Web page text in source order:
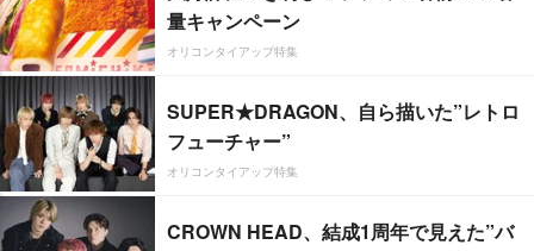
量キャンペーン
オリコンタイアップ特集
SUPER★DRAGON、自ら描いた”レトロ
フューチャー”
オリコンタイアップ特集
CROWN HEAD、結成1周年で見えた”バ